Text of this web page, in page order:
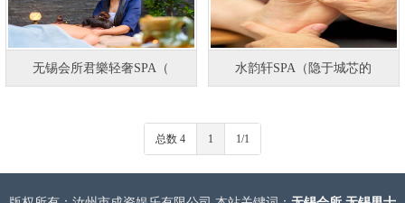
无锡会所君樂轻奢SPA（ 水韵轩SPA（隐于城芯的
总数 4 1 1/1